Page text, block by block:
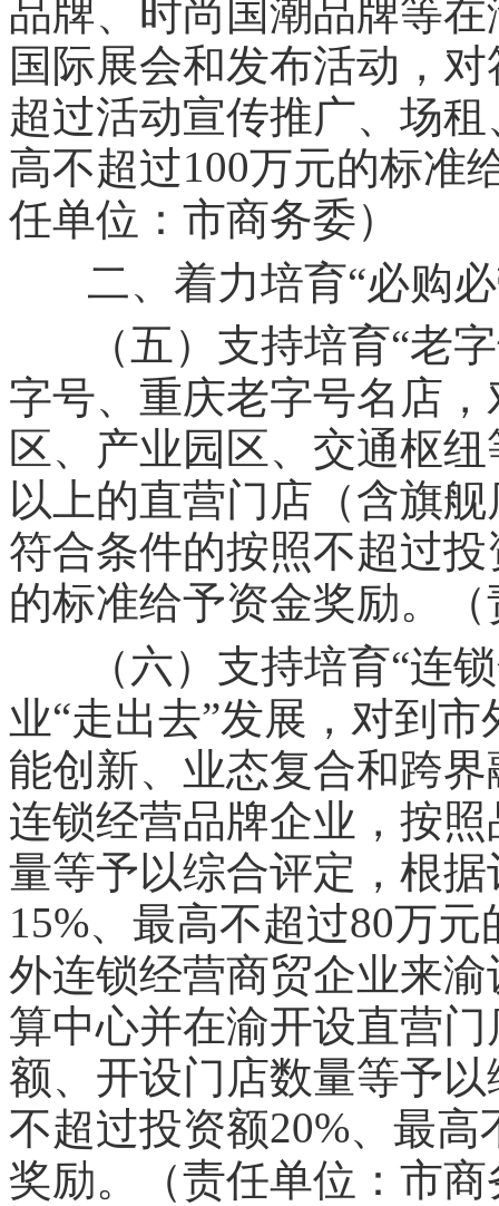
品牌、时尚国潮品牌等
国际展会和发布活动，
超过活动宣传推广、场
高不超过100万元的标准
任单位：市商务委）
二、着力培育“必购
（五）支持培育“老
字号、重庆老字号名店
区、产业园区、交通枢
以上的直营门店（含旗
符合条件的按照不超过投
的标准给予资金奖励。
（六）支持培育“连
业“走出去”发展，对到市
能创新、业态复合和跨
连锁经营品牌企业，按
量等予以综合评定，根
15%、最高不超过80万元
外连锁经营商贸企业来
算中心并在渝开设直营
额、开设门店数量等予
不超过投资额20%、最高
奖励。（责任单位：市商